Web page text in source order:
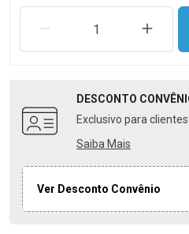
REMOVER UMA UNIDADE
DESCONTO
Exclusivo para
Saiba Mais
Ver Desconto Convênio